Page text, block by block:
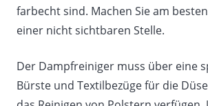
farbecht sind. Machen Sie am
einer nicht sichtbaren Stelle.
Der Dampfreiniger muss über eine
Bürste und Textilbezüge für die